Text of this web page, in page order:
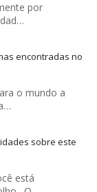
por
encontradas no
o mundo a
sobre este
está